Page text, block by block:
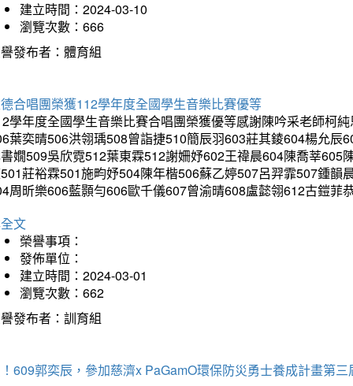
建立時間：2024-03-10
瀏覽次數：666
發布者：體育組
合唱團榮獲112學年度全國學生音樂比賽優等
學年度全國學生音樂比賽合唱團榮獲優等感謝陳吟采老師柯
葉奕晴506洪翎瑀508曾詣捷510簡辰羽603莊其錂604楊允
嫺509吳欣霓512葉東霖512謝姍妤602王禕晨604陳喬莘
莊裕霖501施畇妤504陳年楷506蘇乙婷507呂羿霏507鍾
周昕樂606藍顥勻606歐千儀607曾渝晴608盧懿翎612古鎧菲
文
榮譽事項：
發佈單位：
建立時間：2024-03-01
瀏覽次數：662
發布者：訓育組
609郭奕辰，參加慈濟x PaGamO環保防災勇士養成計畫第